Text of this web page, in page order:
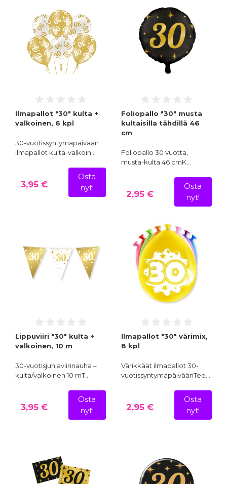
Ilmapallot "30" kulta +
valkoinen, 6 kpl
30-vuotissyntymäpäivään
ilmapallot kulta-valkoin…
3,95 €
Osta
nyt!
Foliopallo "30" musta
kultaisilla tähdillä 46
cm
Foliopallo 30 vuotta,
musta-kulta 46 cmK…
2,95 €
Osta
nyt!
Lippuviiri "30" kulta +
valkoinen, 10 m
30-vuotisjuhlaviirinauha –
kulta/valkoinen 10 mT…
3,95 €
Osta
nyt!
Ilmapallot "30" värimix,
8 kpl
Värikkäät ilmapallot 30-
vuotissyntymäpäiväänTee…
2,95 €
Osta
nyt!